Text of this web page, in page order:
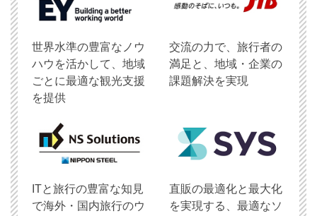
世界水準の豊富なノウ
ハウを活かして、地域
ごとに最適な観光支援
を提供
交流の力で、旅行者の
満足と、地域・企業の
課題解決を実現
ITと旅行の豊富な知見
で海外・国内旅行のウ
直販の最適化と最大化
を実現する、最適なソ